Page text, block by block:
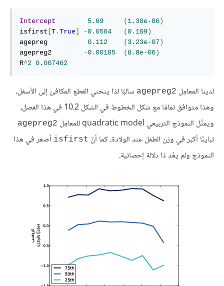
Intercept 5.69 (1.38e-86)
isfirst [T.True] -0.0504 (0.109)
agepreg 0.112 (3.23e-07)
agepreg2
-0.00185 (8.8e-06)
R^2 0.007462
لدينا المعامِل agepreg2 سالبًا لذا ينحني القطع المكافئ إلى الأسفل،
وهذا متوافق تمامًا مع شكل الخطوط في الشكل 10.2 في هذا الفصل،
ويمثِّل النموذج التربيعي quadratic model للمعامِل
agepreg2
تباينًا أكبر في وزن الطفل عند الولادة، كما أنّ isfirst أصغر في هذا
النموذج ولم يعُد ذا دلالة إحصائية.